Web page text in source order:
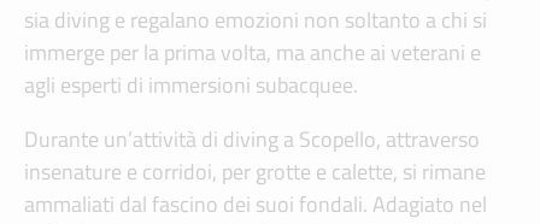
sia diving e regalano emozioni non soltanto a chi si
immerge per la prima volta, ma anche ai veterani e
agli esperti di immersioni subacquee.
Durante un’attività di diving a Scopello, attraverso
insenature e corridoi, per grotte e calette, si rimane
ammaliati dal fascino dei suoi fondali. Adagiato nel